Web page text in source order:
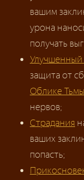
вашим
урона
получать
защита от
Облике Тьмы
нервов;
Страдания
ваших
попасть;